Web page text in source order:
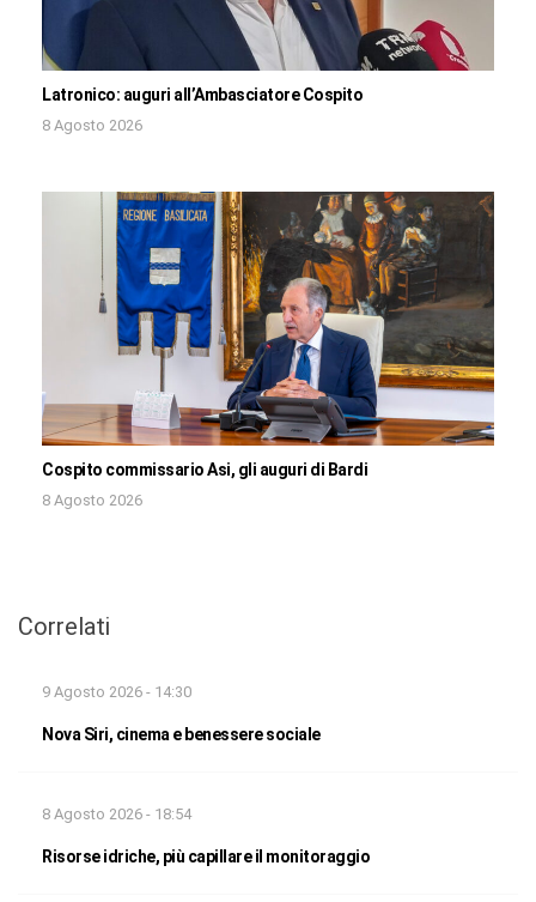
Latronico: auguri all’Ambasciatore Cospito
8 Agosto 2026
Cospito commissario Asi, gli auguri di Bardi
8 Agosto 2026
Correlati
9 Agosto 2026 - 14:30
Nova Siri, cinema e benessere sociale
8 Agosto 2026 - 18:54
Risorse idriche, più capillare il monitoraggio